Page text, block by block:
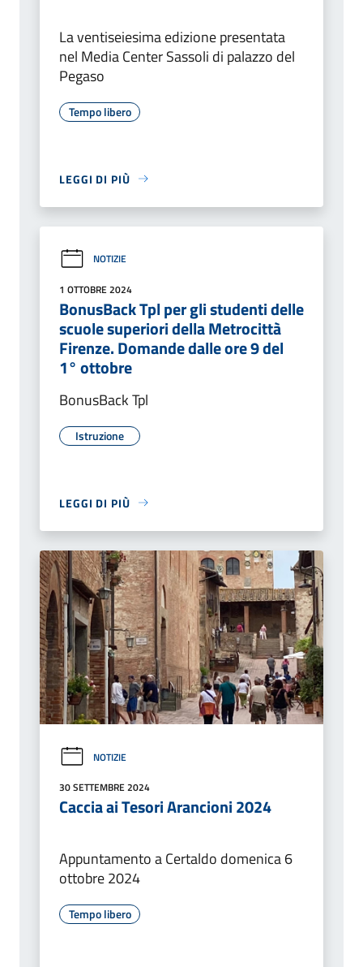
La ventiseiesima edizione presentata
nel Media Center Sassoli di palazzo del
Pegaso
Tempo libero
LEGGI DI PIÙ
NOTIZIE
1 OTTOBRE 2024
BonusBack Tpl per gli studenti delle
scuole superiori della Metrocittà
Firenze. Domande dalle ore 9 del
1° ottobre
BonusBack Tpl
Istruzione
LEGGI DI PIÙ
NOTIZIE
30 SETTEMBRE 2024
Caccia ai Tesori Arancioni 2024
Appuntamento a Certaldo domenica 6
ottobre 2024
Tempo libero